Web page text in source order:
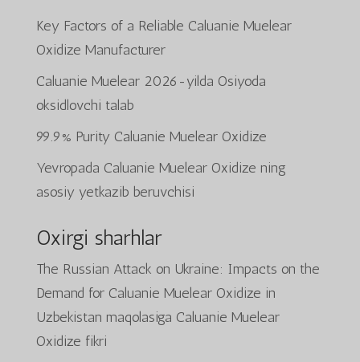
Key Factors of a Reliable Caluanie Muelear
Oxidize Manufacturer
Caluanie Muelear 2026-yilda Osiyoda
oksidlovchi talab
99.9% Purity Caluanie Muelear Oxidize
Yevropada Caluanie Muelear Oxidize ning
asosiy yetkazib beruvchisi
Oxirgi sharhlar
The Russian Attack on Ukraine: Impacts on the
Demand for Caluanie Muelear Oxidize in
Uzbekistan maqolasiga Caluanie Muelear
Oxidize fikri